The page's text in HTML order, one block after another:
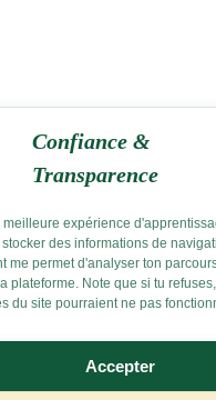
Confiance &
Transparence
meilleure expérience
des informations de
me permet d'analyser ton
plateforme. Note que si tu
du site pourraient ne pas
Accepter